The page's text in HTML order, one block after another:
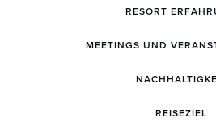
RESORT
MEETINGS UND
REISEZIEL